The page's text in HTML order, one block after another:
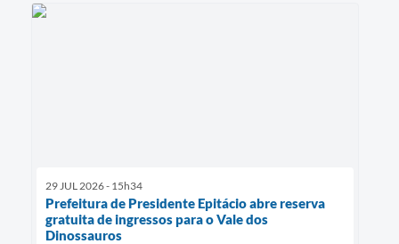
29 JUL 2026 - 15h34
Prefeitura de Presidente Epitácio abre reserva
gratuita de ingressos para o Vale dos
Dinossauros